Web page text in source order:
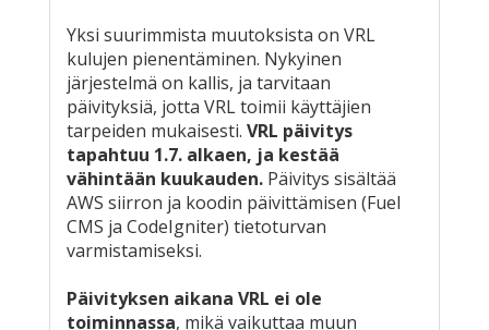
Yksi suurimmista muutoksista on VRL
kulujen pienentäminen. Nykyinen
järjestelmä on kallis, ja tarvitaan
päivityksiä, jotta VRL toimii käyttäjien
tarpeiden mukaisesti. VRL päivitys
tapahtuu 1.7. alkaen, ja kestää
vähintään kuukauden. Päivitys sisältää
AWS siirron ja koodin päivittämisen (Fuel
CMS ja CodeIgniter) tietoturvan
varmistamiseksi.
Päivityksen aikana VRL ei ole
toiminnassa, mikä vaikuttaa muun